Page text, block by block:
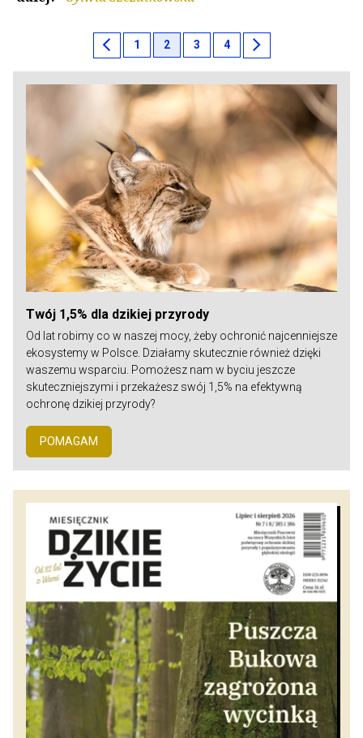
chevron_left 1 2 3 4 chevron_right
Twój 1,5% dla dzikiej przyrody
Od lat robimy co w naszej mocy, żeby ochronić najcenniejsze
ekosystemy w Polsce. Działamy skutecznie również dzięki
waszemu wsparciu. Pomożesz nam w byciu jeszcze
skuteczniejszymi i przekażesz swój 1,5% na efektywną
ochronę dzikiej przyrody?
POMAGAM